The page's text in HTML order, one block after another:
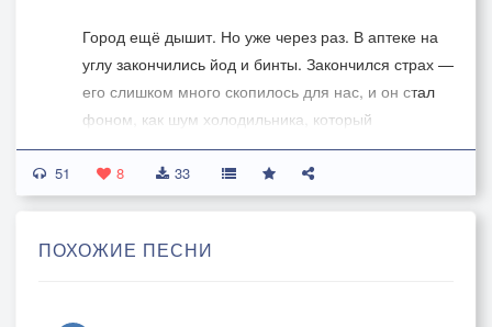
Город ещё дышит. Но уже через раз. В аптеке на
углу закончились йод и бинты. Закончился страх —
его слишком много скопилось для нас, и он стал
фоном, как шум холодильника, который
замечаешь, только когда он вдруг умолкает. Мы
сидим на полу в коридоре без окон. Это
единственное место, где не видно неба.
У нас с тобой больше ничего не осталось, нет
51 8 33
ПОХОЖИЕ ПЕСНИ